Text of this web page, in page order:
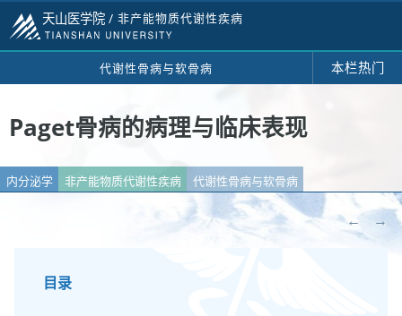
天山医学院 / 非产能物质代谢性疾病
代谢性骨病与软骨病 本栏热门
Paget骨病的病理与临床表现
内分泌学 非产能物质代谢性疾病 代谢性骨病与软骨病
← →
目录